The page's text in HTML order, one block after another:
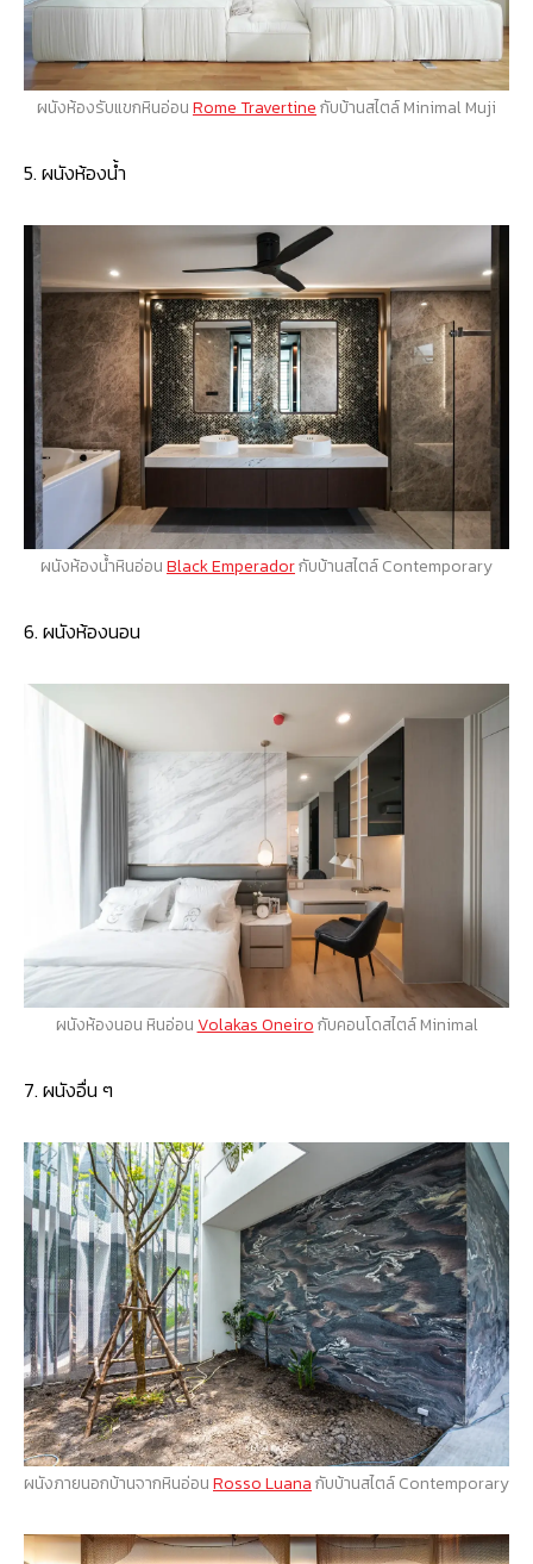
ผนังห้องรับแขกหินอ่อนRome Travertineกับบ้านสไตล์ Minimal Muji
5. ผนังห้องน้ำ
ผนังห้องน้ำหินอ่อนBlack Emperadorกับบ้านสไตล์ Contemporary
6. ผนังห้องนอน
ผนังห้องนอน หินอ่อนVolakas Oneiroกับคอนโดสไตล์ Minimal
7. ผนังอื่น ๆ
ผนังภายนอกบ้านจากหินอ่อนRosso Luanaกับบ้านสไตล์ Contemporary